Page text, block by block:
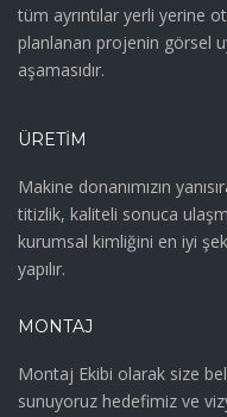
tüm ayrıntılar yerli yerine
planlanan projenin görsel
aşamasıdır.
ÜRETIM
Makine donanımızın
titizlik, kaliteli sonuca
kurumsal kimliğini en iyi
yapılır.
MONTAJ
Montaj Ekibi olarak size
sunuyoruz hedefimiz ve